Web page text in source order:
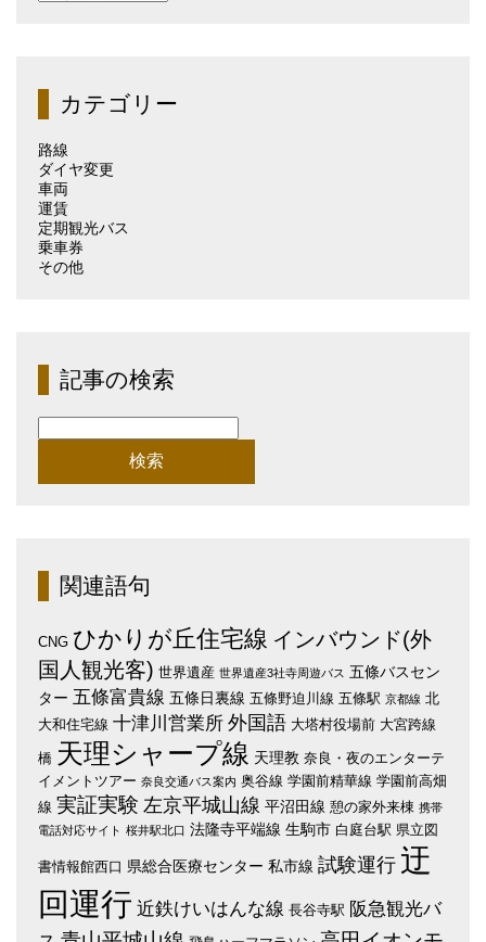
（月
別）カテゴリー
路線
ダイヤ変更
車両
運賃
定期観光バス
乗車券
その他
記事の検索
索:
関連語句
CNG ひかりが丘住宅線 インバウンド(外
国人観光客) 世界遺産 世界遺産3社寺周遊バス 五條バスセン
ター 五條富貴線 五條日裏線 五條野迫川線 五條駅 京都線 北
大和住宅線 十津川営業所 外国語 大塔村役場前 大宮跨線
橋 天理シャープ線 天理教 奈良・夜のエンターテ
イメントツアー 奈良交通バス案内 奥谷線 学園前精華線 学園前高畑
線 実証実験 左京平城山線 平沼田線 憩の家外来棟 携帯
電話対応サイト 桜井駅北口 法隆寺平端線 生駒市 白庭台駅 県立図
書情報館西口 県総合医療センター 私市線 試験運行 迂
回運行 近鉄けいはんな線 長谷寺駅 阪急観光バ